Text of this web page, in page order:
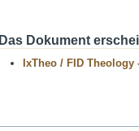
Das Dokument
IxTheo / FID Theology